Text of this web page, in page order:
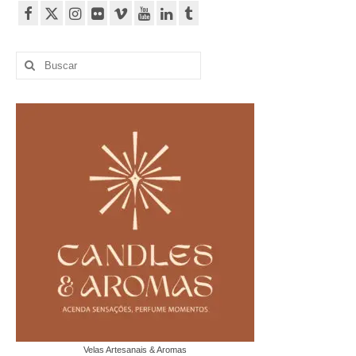
Buscar
por:
Velas Artesanais & Aromas